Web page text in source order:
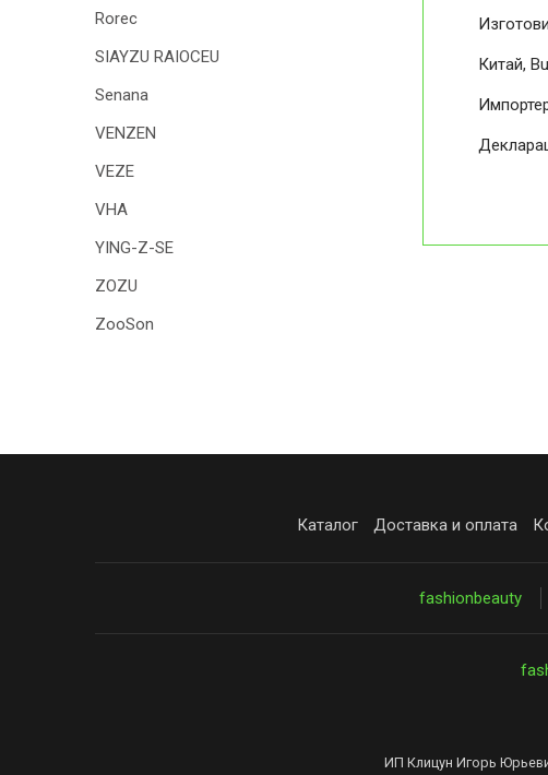
Китай,
Rorec
SIAYZU RAIOCEU
Senana
VENZEN
VEZE
VHA
YING-Z-SE
ZOZU
ZooSon
Каталог Доставка и оплата
fashionbeauty
ИП Клицун Игорь